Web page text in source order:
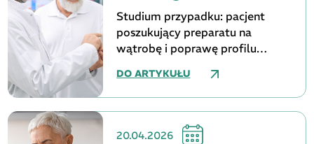
Studium przypadku: pacjent
poszukujący preparatu na
wątrobę i poprawę profilu
DO ARTYKUŁU
20.04.2026